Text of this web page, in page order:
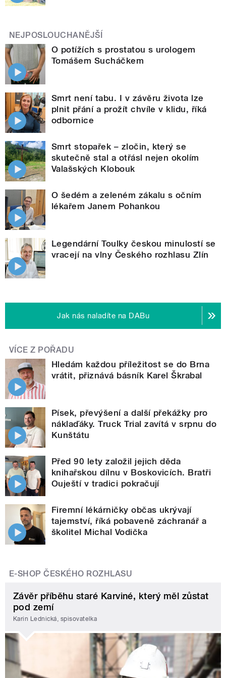
NEJPOSLOUCHANĚJŠÍ
O potížích s prostatou s urologem
Tomášem Sucháčkem
Smrt není tabu. I v závěru života lze
plnit přání a prožít chvíle v klidu, říká
odbornice
Smrt stopařek – zločin, který se
skutečně stal a otřásl nejen okolím
Valašských Klobouk
O šedém a zeleném zákalu s očním
lékařem Janem Pohankou
Legendární Toulky českou minulostí se
vracejí na vlny Českého rozhlasu Zlín
Jak nás naladíte na DABu
VÍCE Z POŘADU
Hledám každou příležitost se do Brna
vrátit, přiznává básník Karel Škrabal
Písek, převýšení a další překážky pro
náklaďáky. Truck Trial zavítá v srpnu do
Kunštátu
Před 90 lety založil jejich děda
knihařskou dílnu v Boskovicích. Bratři
Ouještí v tradici pokračují
Firemní lékárničky občas ukrývají
tajemství, říká pobaveně záchranář a
školitel Michal Vodička
E-SHOP ČESKÉHO ROZHLASU
Závěr příběhu staré Karviné, který měl zůstat
pod zemí
Karin Lednická, spisovatelka